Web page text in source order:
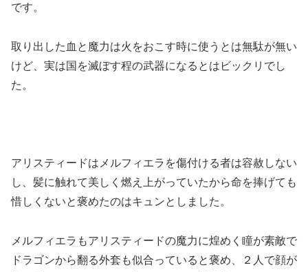
です。
取り出した血と魔力は火をおこす時に使うとは無駄が無い
けど、実は国を滅ぼす程の武器になるとはビックリでし
た。
アリスティードはメルフィエラを傷付ける者は容赦しない
し、髪に触れて美しく燃え上がっていたから命を捧げても
惜しくないと褒めたのはキュンとしました。
メルフィエラもアリスティードの魔力に煌めく瞳が素敵で
ドラゴンから翻る外套も似合っていると褒め、２人で顔が